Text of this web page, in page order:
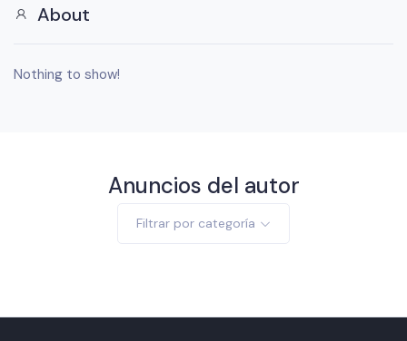
About
Nothing to show!
Anuncios del autor
Filtrar por categoría